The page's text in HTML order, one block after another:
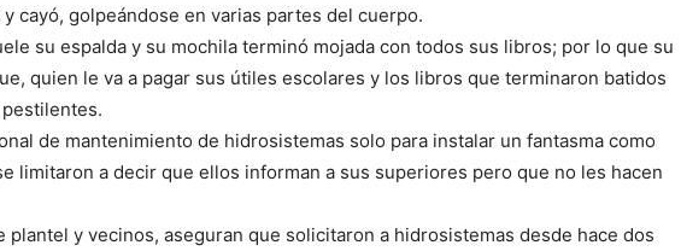
cayó, golpeándose en varias partes del cuerpo.
su espalda y su mochila terminó mojada con todos sus libros; por lo que su
quien le va a pagar sus útiles escolares y los libros que terminaron batidos
de mantenimiento de hidrosistemas solo para instalar un fantasma como
limitaron a decir que ellos informan a sus superiores pero que no les hacen
plantel y vecinos, aseguran que solicitaron a hidrosistemas desde hace dos